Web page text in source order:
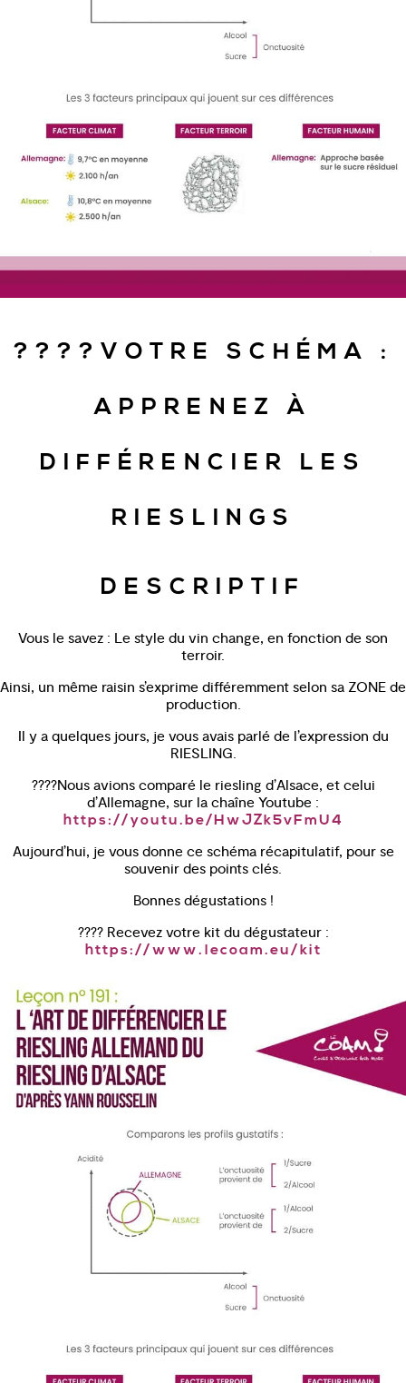
????VOTRE SCHÉMA :
APPRENEZ À
DIFFÉRENCIER LES
RIESLINGS
DESCRIPTIF
Vous le savez : Le style du vin change, en fonction de son
terroir.
Ainsi, un même raisin s’exprime différemment selon sa ZONE de
production.
Il y a quelques jours, je vous avais parlé de l’expression du
RIESLING.
????Nous avions comparé le riesling d’Alsace, et celui
d’Allemagne, sur la chaîne Youtube :
https://youtu.be/HwJZk5vFmU4
Aujourd’hui, je vous donne ce schéma récapitulatif, pour se
souvenir des points clés.
Bonnes dégustations !
???? Recevez votre kit du dégustateur :
https://www.lecoam.eu/kit